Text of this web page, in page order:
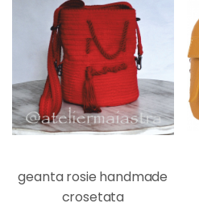
geanta rosie handmade
crosetata